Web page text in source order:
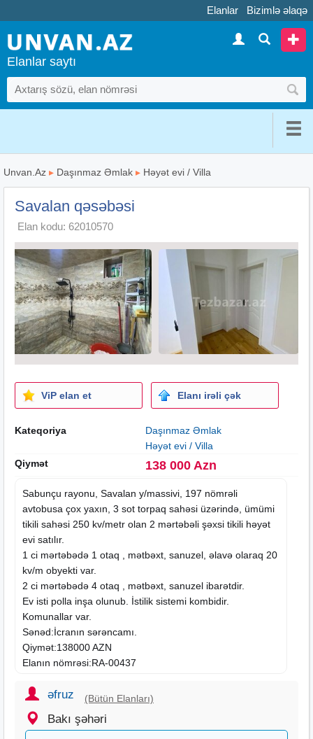
Elanlar Bizimlə əlaqə
Elanlar saytı
Unvan.Az ▸ Daşınmaz Əmlak ▸ Həyət evi / Villa
Savalan qəsəbəsi
Elan kodu: 62010570
ViP elan et Elanı irəli çək
Kateqoriya
Daşınmaz Əmlak
Həyət evi / Villa
Qiymət
138 000 Azn
Sabunçu rayonu, Savalan y/massivi, 197 nömrəli
avtobusa çox yaxın, 3 sot torpaq sahəsi üzərində, ümümi
tikili sahəsi 250 kv/metr olan 2 mərtəbəli şəxsi tikili həyət
evi satılır.
1 ci mərtəbədə 1 otaq , mətbəxt, sanuzel, əlavə olaraq 20
kv/m obyekti var.
2 ci mərtəbədə 4 otaq , mətbəxt, sanuzel ibarətdir.
Ev isti polla inşa olunub. İstilik sistemi kombidir.
Komunallar var.
Sənəd:İcranın sərəncamı.
Qiymət:138000 AZN
Elanın nömrəsi:RA-00437
əfruz (Bütün Elanları)
Bakı şəhəri